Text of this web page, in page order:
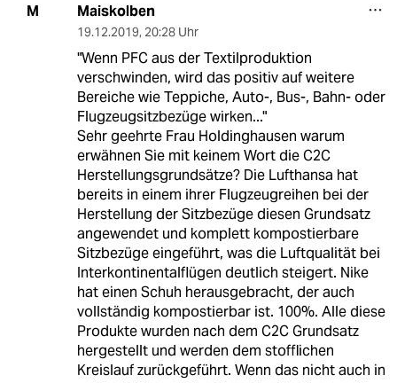
M Maiskolben
19.12.2019, 20:28 Uhr
"Wenn PFC aus der Textilproduktion
verschwinden, wird das positiv auf weitere
Bereiche wie Teppiche, Auto-, Bus-, Bahn- oder
Flugzeugsitzbezüge wirken..."
Sehr geehrte Frau Holdinghausen warum
erwähnen Sie mit keinem Wort die C2C
Herstellungsgrundsätze? Die Lufthansa hat
bereits in einem ihrer Flugzeugreihen bei der
Herstellung der Sitzbezüge diesen Grundsatz
angewendet und komplett kompostierbare
Sitzbezüge eingeführt, was die Luftqualität bei
Interkontinentalflügen deutlich steigert. Nike
hat einen Schuh herausgebracht, der auch
vollständig kompostierbar ist. 100%. Alle diese
Produkte wurden nach dem C2C Grundsatz
hergestellt und werden dem stofflichen
Kreislauf zurückgeführt. Wenn das nicht auch in